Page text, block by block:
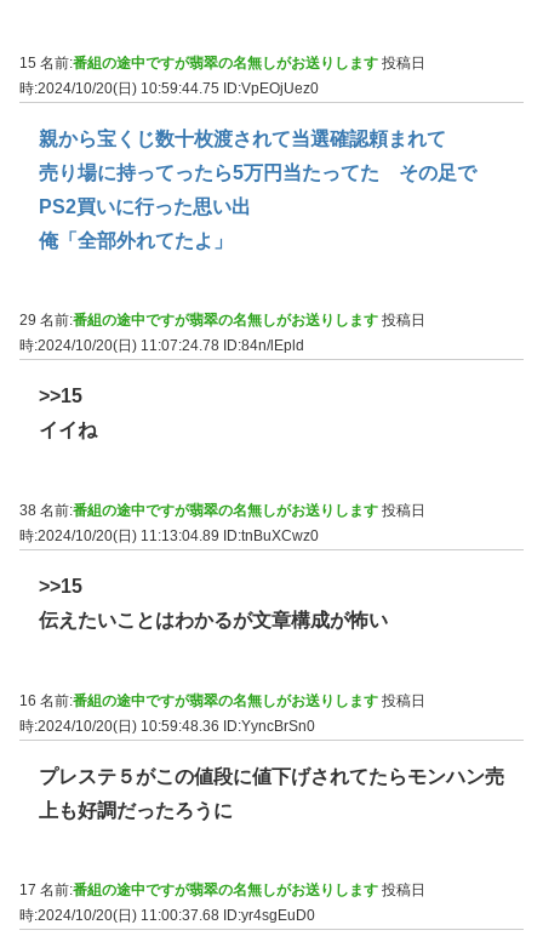
15 名前:番組の途中ですが翡翠の名無しがお送りします 投稿日
時:2024/10/20(日) 10:59:44.75 ID:VpEOjUez0
親から宝くじ数十枚渡されて当選確認頼まれて
売り場に持ってったら5万円当たってた その足で
PS2買いに行った思い出
俺「全部外れてたよ」
29 名前:番組の途中ですが翡翠の名無しがお送りします 投稿日
時:2024/10/20(日) 11:07:24.78 ID:84n/lEpld
>>15
イイね
38 名前:番組の途中ですが翡翠の名無しがお送りします 投稿日
時:2024/10/20(日) 11:13:04.89
ID:tnBuXCwz0
>>15
伝えたいことはわかるが文章構成が怖い
16 名前:番組の途中ですが翡翠の名無しがお送りします 投稿日
時:2024/10/20(日) 10:59:48.36 ID:YyncBrSn0
プレステ５がこの値段に値下げされてたらモンハン売
上も好調だったろうに
17 名前:番組の途中ですが翡翠の名無しがお送りします 投稿日
時:2024/10/20(日) 11:00:37.68 ID:yr4sgEuD0